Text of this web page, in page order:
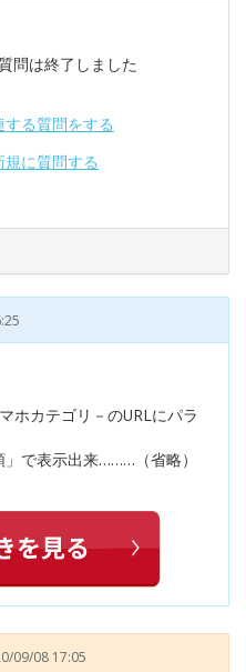
問は終了しました
る質問をする
に質問する
ホカテゴリ－のURLにパラ
で表示出来………（省略）
09/08 17:05